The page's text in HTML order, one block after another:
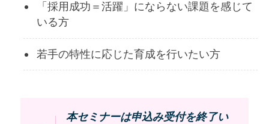
「採用成功＝活躍」にならない課題を感じて
いる方
若手の特性に応じた育成を行いたい方
本セミナーは申込み受付を終了い